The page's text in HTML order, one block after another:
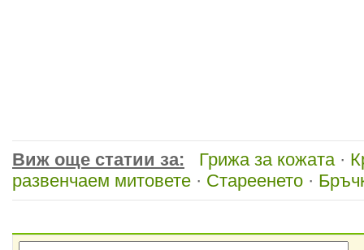
Виж още статии за: Грижа за кожата·
развенчаем митовете · Стареенето ·